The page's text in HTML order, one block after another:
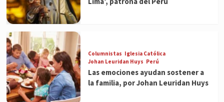
Columnistas Iglesia Católica
Johan Leuridan Huys Perú
Las emociones ayudan sostener a
la familia, por Johan Leuridan Huys